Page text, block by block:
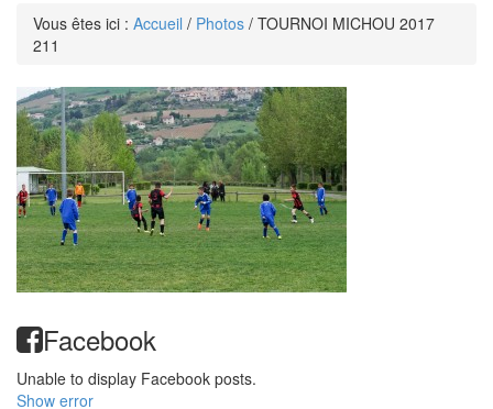
Vous êtes ici : Accueil / Photos / TOURNOI MICHOU 2017
211
Facebook
Unable to display Facebook posts.
Show error